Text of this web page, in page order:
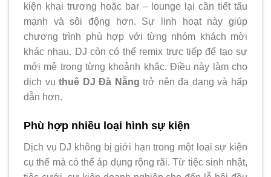
kiện khai trương hoặc bar – lounge lại cần tiết tấu
mạnh và sôi động hơn. Sự linh hoạt này giúp
chương trình phù hợp với từng nhóm khách mời
khác nhau. DJ còn có thể remix trực tiếp để tạo sự
mới mẻ trong từng khoảnh khắc. Điều này làm cho
dịch vụthuê DJ Đà Nẵng trở nên đa dạng và hấp
dẫn hơn.
Phù hợp nhiều loại hình sự kiện
Dịch vụ DJ không bị giới hạn trong một loại sự kiện
cụ thể mà có thể áp dụng rộng rãi. Từ tiệc sinh nhật,